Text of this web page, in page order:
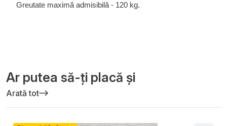
Greutate maximă admisibilă - 120 kg.
Ar putea să-ți placă și
Arată tot